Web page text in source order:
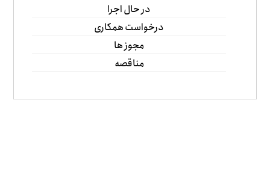
در حال اجرا
درخواست همکاری
مجوز ها
مناقصه